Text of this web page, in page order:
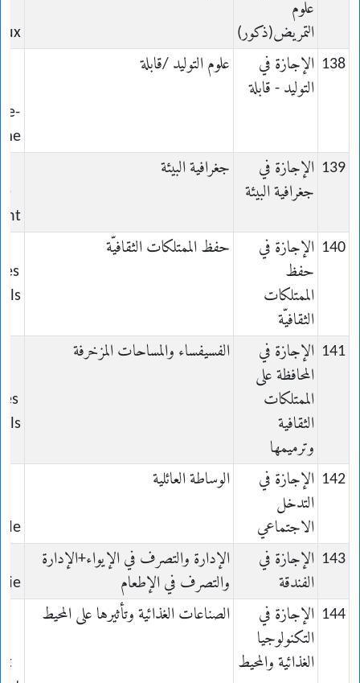
علوم
التمريض(ذكور)
138 الإجازة في
التوليد - قابلة
علوم التوليد /قابلة
139 الإجازة في
جغرافية البيئة
جغرافية البيئة
140 الإجازة في
حفظ
الممتلكات
الثقافيّة
حفظ الممتلكات الثقافيّة
141 الإجازة في
المحافظة على
الممتلكات
الثقافية
وترميمها
الفسيفساء والمساحات المزخرفة
142 الإجازة في
التدخل
الاجتماعي
الوساطة العائلية
143 الإجازة في
الفندقة
الإدارة والتصرف في الإيواء+الإدارة
والتصرف في الإطعام
144 الإجازة في
التكنولوجيا
الغذائية والمحيط
الصناعات الغذائية وتأثيرها على المحيط